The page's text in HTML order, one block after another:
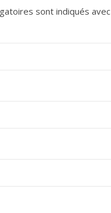
sont indiqués avec